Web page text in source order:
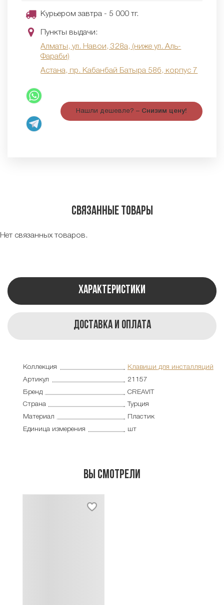
Курьером завтра - 5 000 тг.
Пункты выдачи:
Алматы, ул. Навои, 328а, (ниже ул. Аль-
Фараби)
Астана, пр. Кабанбай Батыра 58б, корпус 7
Нашли дешевле? – Снизим цену!
Связанные товары
Нет связанных товаров.
Характеристики
Доставка и оплата
Коллекция
Клавиши для инсталляций
Артикул
21157
Бренд
CREAVIT
Страна
Турция
Материал
Пластик
Единица измерения
шт
Вы смотрели